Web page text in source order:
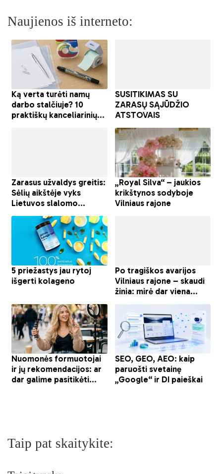
Naujienos iš interneto:
Taip pat skaitykite: